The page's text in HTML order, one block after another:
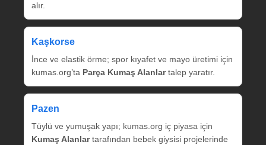
alır.
Kaşkorse
İnce ve elastik örme; spor kıyafet ve mayo üretimi için
kumas.org’ta Parça Kumaş Alanlartalep yaratır.
Pazen
Tüylü ve yumuşak yapı; kumas.org iç piyasa için
Kumaş Alanlartarafından bebek giysisi projelerinde